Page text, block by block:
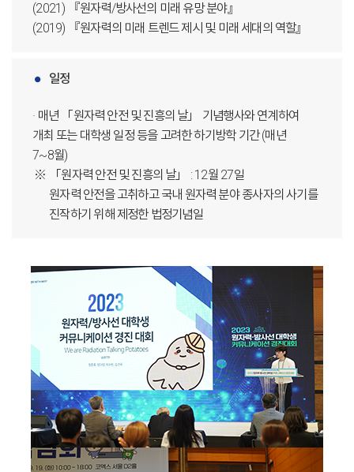
(2021) 『원자력/방사선의 미래 유망 분야』
(2019) 『원자력의 미래 트렌드 제시 및 미래 세대의 역할』
일정
· 매년 「원자력 안전 및 진흥의 날」 기념행사와 연계하여
개최 또는 대학생 일정 등을 고려한 하기방학 기간 (매년
7~8월)
「원자력 안전 및 진흥의 날」 : 12월 27일
원자력 안전을 고취하고 국내 원자력 분야 종사자의 사기를
진작하기 위해 제정한 법정기념일